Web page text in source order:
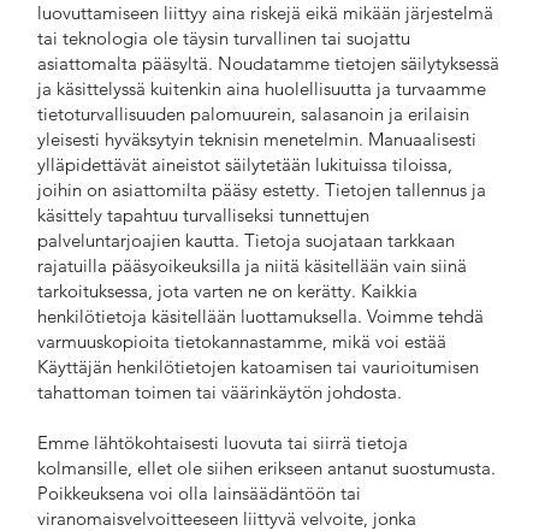
luovuttamiseen liittyy aina riskejä eikä mikään järjestelmä
tai teknologia ole täysin turvallinen tai suojattu
asiattomalta pääsyltä. Noudatamme tietojen säilytyksessä
ja käsittelyssä kuitenkin aina huolellisuutta ja turvaamme
tietoturvallisuuden palomuurein, salasanoin ja erilaisin
yleisesti hyväksytyin teknisin menetelmin. Manuaalisesti
ylläpidettävät aineistot säilytetään lukituissa tiloissa,
joihin on asiattomilta pääsy estetty. Tietojen tallennus ja
käsittely tapahtuu turvalliseksi tunnettujen
palveluntarjoajien kautta. Tietoja suojataan tarkkaan
rajatuilla pääsyoikeuksilla ja niitä käsitellään vain siinä
tarkoituksessa, jota varten ne on kerätty. Kaikkia
henkilötietoja käsitellään luottamuksella. Voimme tehdä
varmuuskopioita tietokannastamme, mikä voi estää
Käyttäjän henkilötietojen katoamisen tai vaurioitumisen
tahattoman toimen tai väärinkäytön johdosta.
Emme lähtökohtaisesti luovuta tai siirrä tietoja
kolmansille, ellet ole siihen erikseen antanut suostumusta.
Poikkeuksena voi olla lainsäädäntöön tai
viranomaisvelvoitteeseen liittyvä velvoite, jonka